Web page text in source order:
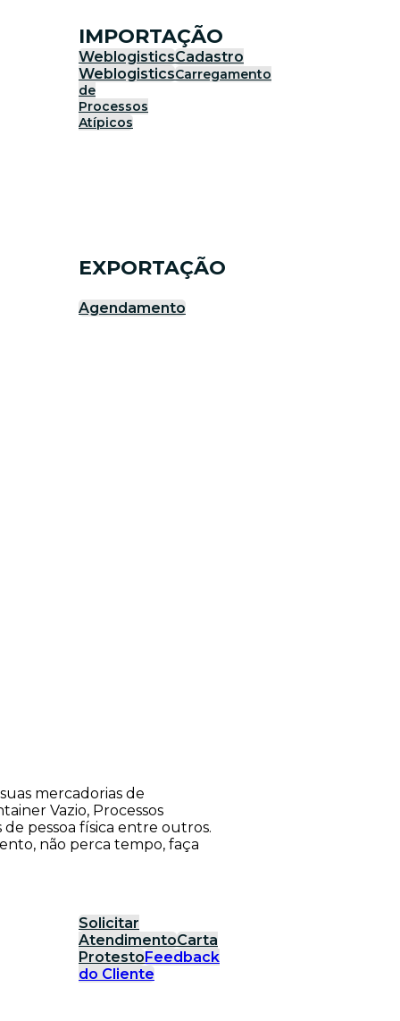
IMPORTAÇÃO
WeblogisticsCadastro
WeblogisticsCarregamento
de
Processos
Atípicos
EXPORTAÇÃO
Agendamento
mercadorias de
Vazio, Processos
de pessoa física entre outros.
não perca tempo, faça
Solicitar
AtendimentoCarta
ProtestoFeedback
do Cliente